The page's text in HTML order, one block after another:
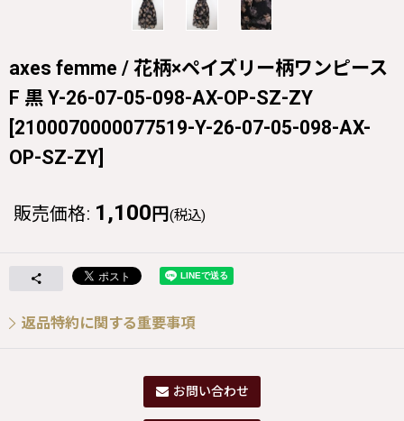
axes femme / 花柄×ペイズリー柄ワンピース
F 黒 Y-26-07-05-098-AX-OP-SZ-ZY
[2100070000077519-Y-26-07-05-098-AX-
OP-SZ-ZY]
販売価格: 1,100 円 (税込)
返品特約に関する重要事項
お問い合わせ